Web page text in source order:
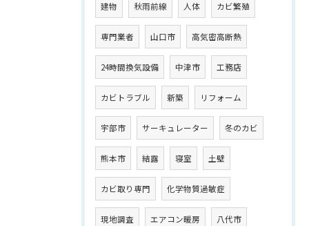
建物 秋雨前線 人体 カビ繁殖
専門業者 山口市 高気密高断熱
24時間換気設備 中津市 工務店
カビトラブル 新築 リフォーム
宇部市 サーキュレーター 冬のカビ
熊本市 結露 寝室 土壁
カビ取り専門 化学物質過敏症
現地調査 エアコン暖房 八代市